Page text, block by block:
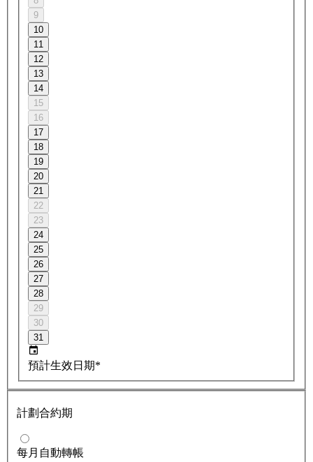
9
10
11
12
13
14
15
16
17
18
19
20
21
22
23
24
25
26
27
28
29
30
31
預計生效日期*
計劃合約期
每月自動轉帳